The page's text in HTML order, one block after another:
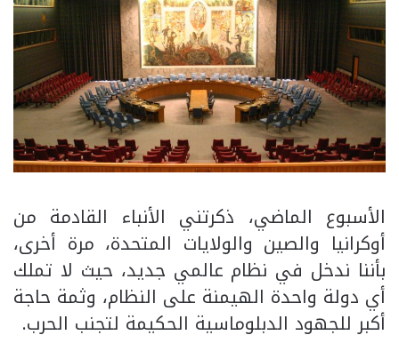
الأسبوع الماضي، ذكرتني الأنباء القادمة من
أوكرانيا والصين والولايات المتحدة، مرة أخرى،
بأننا ندخل في نظام عالمي جديد، حيث لا تملك
أي دولة واحدة الهيمنة على النظام، وثمة حاجة
أكبر للجهود الدبلوماسية الحكيمة لتجنب الحرب.